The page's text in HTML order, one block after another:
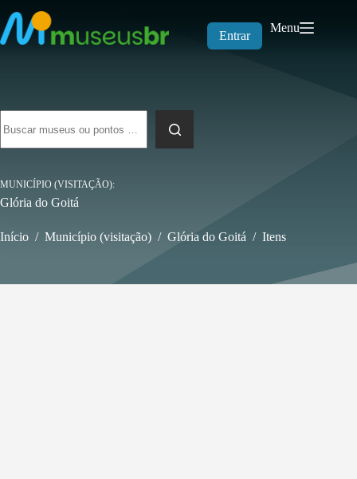
para
o
conteúdo
Entrar
Menu
resultados
MUNICÍPIO (VISITAÇÃO)
Glória do Goitá
Início / Município (visitação) / Glória do Goitá / Itens